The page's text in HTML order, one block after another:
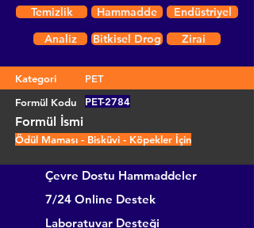
Temizlik
Hammadde
Endüstriyel
Analiz
Bitkisel Drog Zirai
Kategori
PET
Formül Kodu
PET-2784
Formül İsmi
Ödül Maması - Bisküvi - Köpekler İçin
Çevre Dostu Hammaddeler
7/24 Online Destek
Laboratuvar Desteği